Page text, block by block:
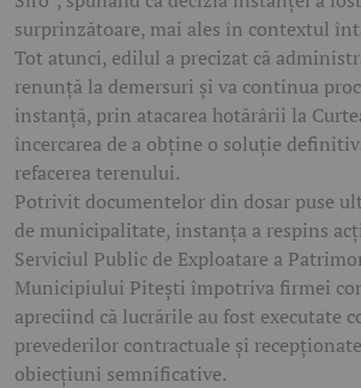
surprinzătoare, mai ales în contextul
Tot atunci, edilul a precizat că
renunță la demersuri și va continua
instanță, prin atacarea hotărârii la
încercarea de a obține o soluție
refacerea terenului.
Potrivit documentelor din dosar puse
de municipalitate, instanța a respins
Serviciul Public de Exploatare a
Municipiului Pitești împotriva firmei
apreciind că lucrările au fost executate
prevederilor contractuale și
obiecțiuni semnificative.